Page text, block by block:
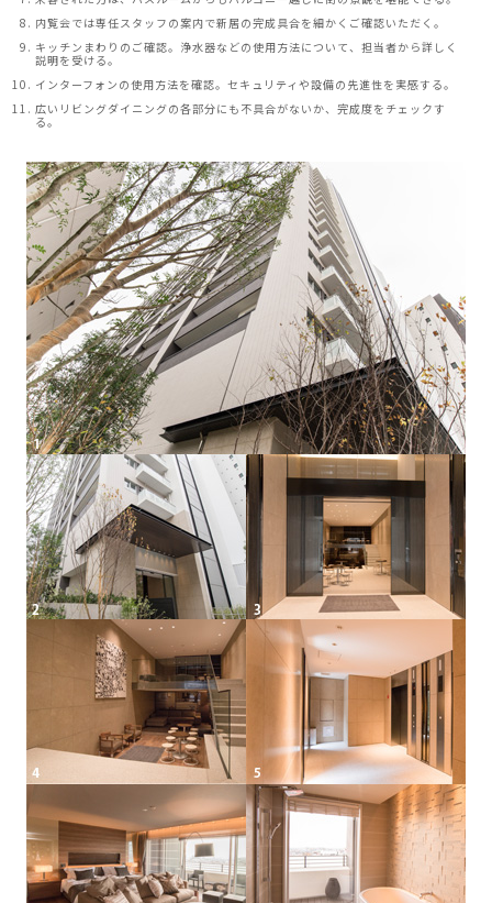
内覧会では専任スタッフの案内で新居の完成具合を細かくご確認いただく。
キッチンまわりのご確認。浄水器などの使用方法について、担当者から詳しく
説明を受ける。
インターフォンの使用方法を確認。セキュリティや設備の先進性を実感する。
広いリビングダイニングの各部分にも不具合がないか、完成度をチェックす
る。